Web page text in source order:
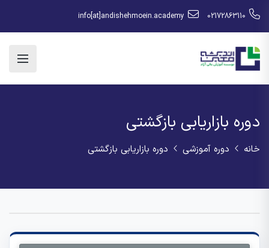
02172863110
info[at]andishehmoein.academy
دوره بازاریابی بازگشتی
خانه دوره آموزشی دوره بازاریابی بازگشتی